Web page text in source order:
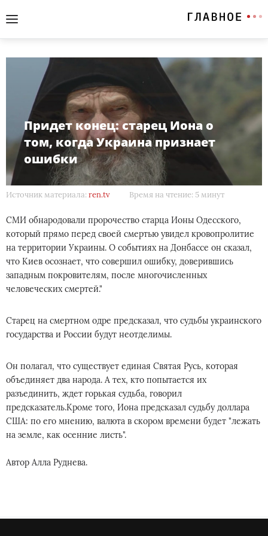
Придет конец: старец Иона о
том, когда Украина признает
ошибки
Источник материала: ren.tv Время на чтение: 5 минут
СМИ обнародовали пророчество старца Ионы Одесского,
который прямо перед своей смертью увидел кровопролитие
на территории Украины. О событиях на Донбассе он сказал,
что Киев осознает, что совершил ошибку, доверившись
западным покровителям, после многочисленных
человеческих смертей."
Старец на смертном одре предсказал, что судьбы украинского
государства и России будут неотделимы.
Он полагал, что существует единая Святая Русь, которая
объединяет два народа. А тех, кто попытается их
разъединить, ждет горькая судьба, говорил
предсказатель.Кроме того, Иона предсказал судьбу доллара
США: по его мнению, валюта в скором времени будет "лежать
на земле, как осенние листь".
Автор Алла Руднева.